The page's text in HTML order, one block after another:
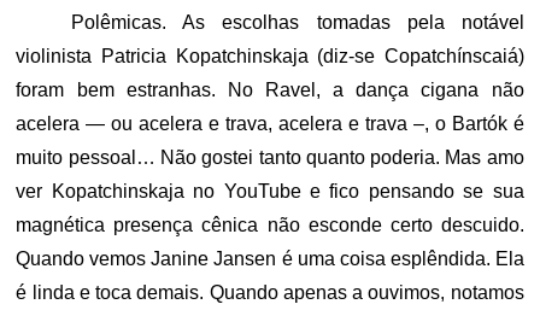
Polêmicas. As escolhas tomadas pela notável
violinista Patricia Kopatchinskaja (diz-se Copatchínscaiá)
foram bem estranhas. No Ravel, a dança cigana não
acelera — ou acelera e trava, acelera e trava –, o Bartók é
muito pessoal… Não gostei tanto quanto poderia. Mas amo
ver Kopatchinskaja no YouTube e fico pensando se sua
magnética presença cênica não esconde certo descuido.
Quando vemos Janine Jansen é uma coisa esplêndida. Ela
é linda e toca demais. Quando apenas a ouvimos, notamos